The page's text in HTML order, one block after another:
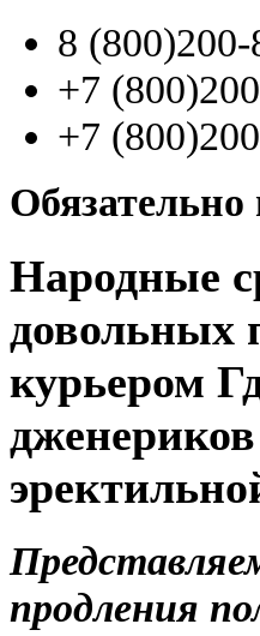
8 (800)200-
+7 (800
+7 (800
Народные
довольных
курьером
продления